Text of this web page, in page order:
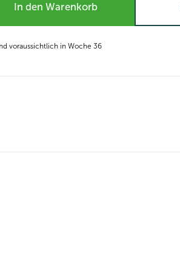
In den Warenkorb
voraussichtlich in Woche 36